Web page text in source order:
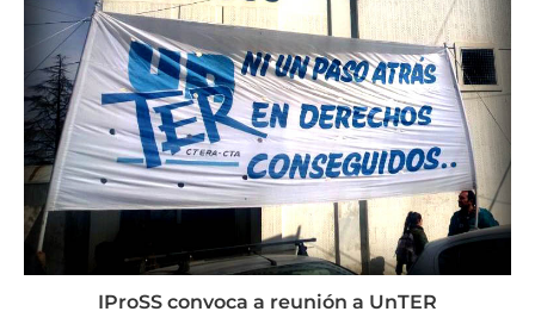
IProSS convoca a reunión a UnTER